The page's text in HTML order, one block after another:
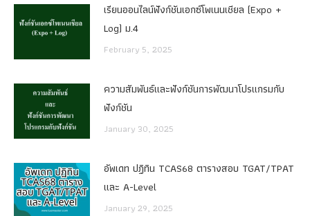
เรียนออนไลน์ฟังก์ชันเอกซ์โพเนนเชียล (Expo +
Log) ม.4
February 5, 2025
ความสัมพันธ์และฟังก์ชันการพัฒนาโปรแกรมกับ
ฟังก์ชัน
January 30, 2025
อัพเดท ปฏิทิน TCAS68 ตารางสอบ TGAT/TPAT
และ A-Level
January 29, 2025